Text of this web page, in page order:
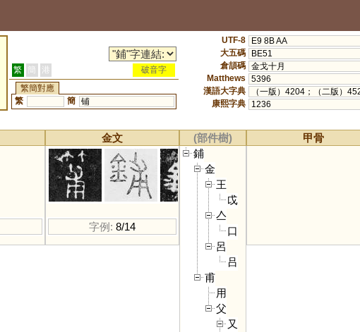
繁 簡 港
破音字
繁簡對應
繁
簡 铺
UTF-8
E9 8B AA
大五碼
BE51
倉頡碼 金戈十月
Matthews
5396
漢語大字典
（一版）4204；（二版）
康熙字典
1236
金文
字例: 8/14
(部件樹)
鋪
金
王
戉
亼
口
呂
吕
甫
用
父
又
甲骨